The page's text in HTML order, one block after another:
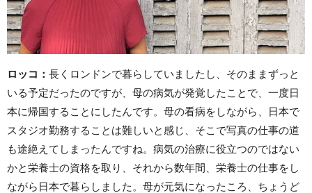
ロッコ ： 長くロンドンで暮らしていましたし、そのままずっと
いる予定だったのですが、母の病気が発覚したことで、一度日
本に帰国することにしたんです。母の看病をしながら、日本で
スタジオ勤務することは難しいと感じ、そこで写真の仕事の道
も途絶えてしまったんですね。病気の治療に役立つのではない
かと栄養士の資格を取り、それから数年間、栄養士の仕事をし
ながら日本で暮らしました。母が元気になったころ、ちょうど